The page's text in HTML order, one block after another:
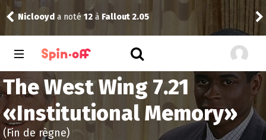
Niclooyd a noté12 à Fallout 2.05
The West Wing 7.21
«Institutional Memory»
(Fin de règne)